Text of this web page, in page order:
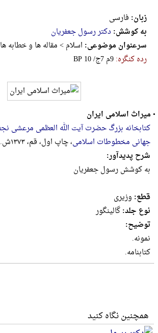
زبان: فارسی
به کوشش: دکتر رسول جعفریان
سرعنوان موضوعی: اسلام > مقاله ها و خطابه ها
رده کنگره:‎B‎P‎ ‎1‎0‎ ‎/‎ج‎7‎ ‎م‎9
•میراث اسلامی ایران
کتابخانه بزرگ حضرت آیت الله العظمی مرعشی
جهانی مخطوطات اسلامی، چاپ اول، قم، ۱۳۷۳ش.، 10 جلد
شرح پدیدآور:
به کوشش رسول جعفریان
قطع: وزيرى
نوع جلد:گالینگور
توضیح:
نمونه.
کتابنامه.
همچنین نگاه کنید